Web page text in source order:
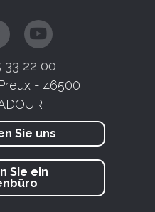
33 22 00
- 46500
Sie uns
Sie ein